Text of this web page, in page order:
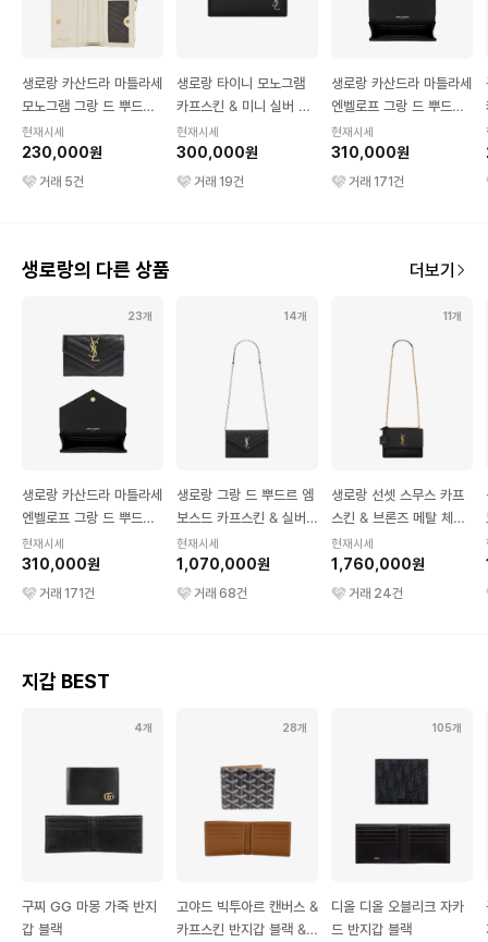
생로랑 카산드라 마틀라세
모노그램 그랑 드 뿌드르
카프스킨 반지갑 골드 &
화이트
현재시세
230,000원
거래 5건
생로랑 타이니 모노그램
카프스킨 & 미니 실버 톤
메탈 카드홀더 블랙
현재시세
300,000원
거래 19건
생로랑 카산드라 마틀라세
엔벨로프 그랑 드 뿌드르
엠보스드 카프스킨 지갑
스몰 골드 & 블랙
현재시세
310,000원
거래 171건
생로랑의 다른 상품 더보기
23개
생로랑 카산드라 마틀라세
엔벨로프 그랑 드 뿌드르
엠보스드 카프스킨 지갑
스몰 골드 & 블랙
현재시세
310,000원
거래 171건
14개
생로랑 그랑 드 뿌드르 엠
보스드 카프스킨 & 실버
메탈 카산드라 마틀라세
엔벨로프 체인 지갑 느와
르
현재시세
1,070,000원
거래 68건
11개
생로랑 선셋 스무스 카프
스킨 & 브론즈 메탈 체인
백 미디엄 느와르
현재시세
1,760,000원
거래 24건
지갑 BEST
4개
구찌 GG 마몽 가죽 반지
갑 블랙
28개
고야드 빅투아르 캔버스 &
카프스킨 반지갑 블랙 &
105개
디올 디올 오블리크 자카
드 반지갑 블랙